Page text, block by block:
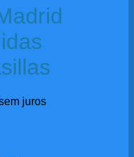
juros